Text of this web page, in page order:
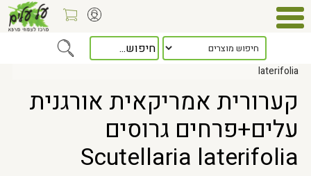
> קערורית אמריקאית אורגנית עלים+פרחים גרוסים Scutellaria
laterifolia
קערורית אמריקאית אורגנית
עלים+פרחים גרוסים
Scutellaria laterifolia